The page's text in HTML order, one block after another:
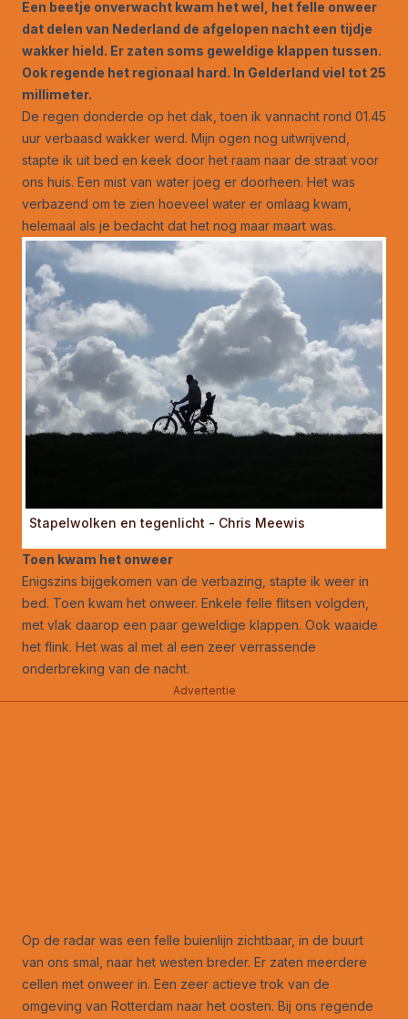
Een beetje onverwacht kwam het wel, het felle onweer
dat delen van Nederland de afgelopen nacht een tijdje
wakker hield. Er zaten soms geweldige klappen tussen.
Ook regende het regionaal hard. In Gelderland viel tot 25
millimeter.
De regen donderde op het dak, toen ik vannacht rond 01.45
uur verbaasd wakker werd. Mijn ogen nog uitwrijvend,
stapte ik uit bed en keek door het raam naar de straat voor
ons huis. Een mist van water joeg er doorheen. Het was
verbazend om te zien hoeveel water er omlaag kwam,
helemaal als je bedacht dat het nog maar maart was.
Stapelwolken en tegenlicht - Chris Meewis
Toen kwam het onweer
Enigszins bijgekomen van de verbazing, stapte ik weer in
bed. Toen kwam het onweer. Enkele felle flitsen volgden,
met vlak daarop een paar geweldige klappen. Ook waaide
het flink. Het was al met al een zeer verrassende
onderbreking van de nacht.
Advertentie
Op de radar was een felle buienlijn zichtbaar, in de buurt
van ons smal, naar het westen breder. Er zaten meerdere
cellen met onweer in. Een zeer actieve trok van de
omgeving van Rotterdam naar het oosten. Bij ons regende